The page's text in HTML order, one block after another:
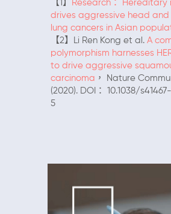
【1】
Research：
drives aggressive head and
lung cancers in Asian
【2】Li Ren Kong et al. A
polymorphism harnesses
to drive aggressive
carcinoma ， Nature
(2020). DOI： 10.1038/
5